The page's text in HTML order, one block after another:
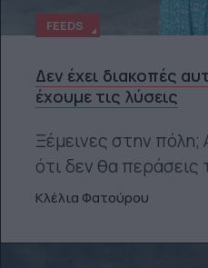
FEEDS
Δεν έχει διακοπές
έχουμε τις λύσεις
Ξέμεινες στην πόλη;
ότι δεν θα περάσεις
Κλέλια Φατούρου